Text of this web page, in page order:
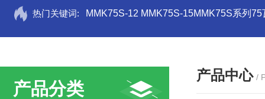
热门关键词: MMK75S-12 MMK75S-15MMK75S系列
产品分类
产品中心 /